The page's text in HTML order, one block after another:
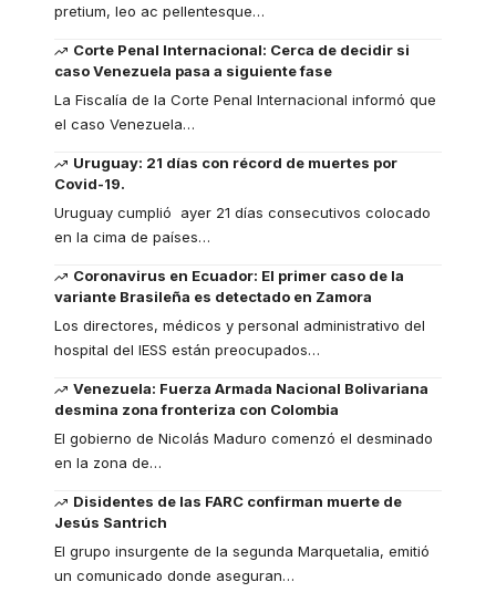
pretium, leo ac pellentesque…
Corte Penal Internacional: Cerca de decidir si
caso Venezuela pasa a siguiente fase
La Fiscalía de la Corte Penal Internacional informó que
el caso Venezuela…
Uruguay: 21 días con récord de muertes por
Covid-19.
Uruguay cumplió ayer 21 días consecutivos colocado
en la cima de países…
Coronavirus en Ecuador: El primer caso de la
variante Brasileña es detectado en Zamora
Los directores, médicos y personal administrativo del
hospital del IESS están preocupados…
Venezuela: Fuerza Armada Nacional Bolivariana
desmina zona fronteriza con Colombia
El gobierno de Nicolás Maduro comenzó el desminado
en la zona de…
Disidentes de las FARC confirman muerte de
Jesús Santrich
El grupo insurgente de la segunda Marquetalia, emitió
un comunicado donde aseguran…